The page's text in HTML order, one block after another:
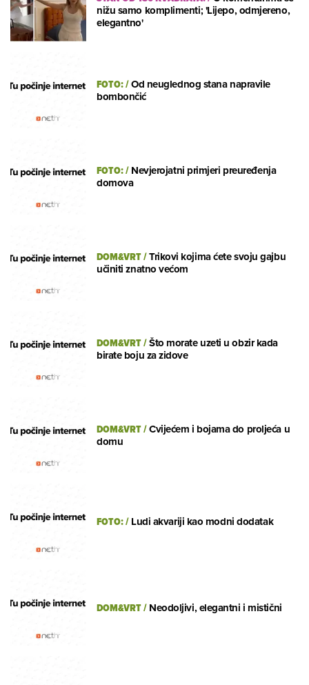
nižu samo komplimenti; 'Lijepo, odmjereno,
elegantno'
FOTO:/Od neuglednog stana napravile
bombončić
FOTO:/Nevjerojatni primjeri preuređenja
domova
DOM&VRT/Trikovi kojima ćete svoju gajbu
učiniti znatno većom
DOM&VRT/Što morate uzeti u obzir kada
birate boju za zidove
DOM&VRT/Cvijećem i bojama do proljeća u
domu
FOTO:/Ludi akvariji kao modni dodatak
DOM&VRT/Neodoljivi, elegantni i mistični